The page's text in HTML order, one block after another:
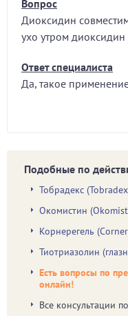
Вопрос
Диоксидин
ухо утром
Ответ специалиста
Да, такое
Подобные по
Тобрадекс
Окомистин
Корнерегель
Тиотриазолин
Есть вопросы по
онлайн!
Все консультации по